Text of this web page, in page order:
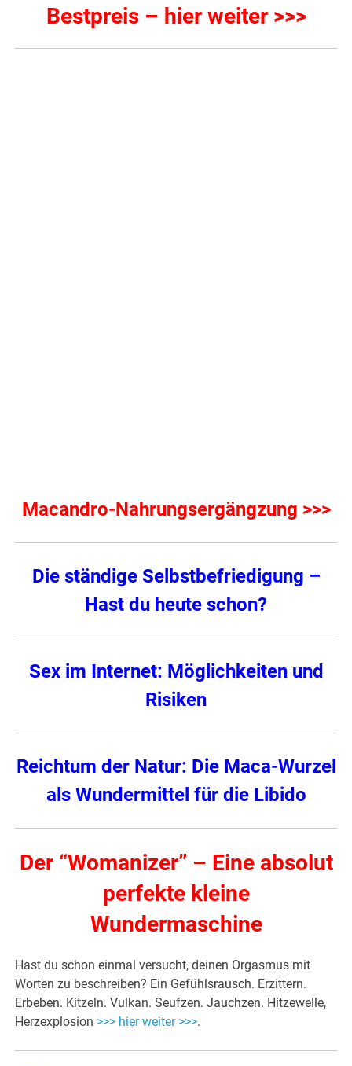
Bestpreis – hier weiter >>>
Macandro-Nahrungsergängzung >>>
Die ständige Selbstbefriedigung –
Hast du heute schon?
Sex im Internet: Möglichkeiten und
Risiken
Reichtum der Natur: Die Maca-Wurzel
als Wundermittel für die Libido
Der “Womanizer” – Eine absolut
perfekte kleine
Wundermaschine
Hast du schon einmal versucht, deinen Orgasmus mit
Worten zu beschreiben? Ein Gefühlsrausch. Erzittern.
Erbeben. Kitzeln. Vulkan. Seufzen. Jauchzen. Hitzewelle,
Herzexplosion >>> hier weiter >>>.